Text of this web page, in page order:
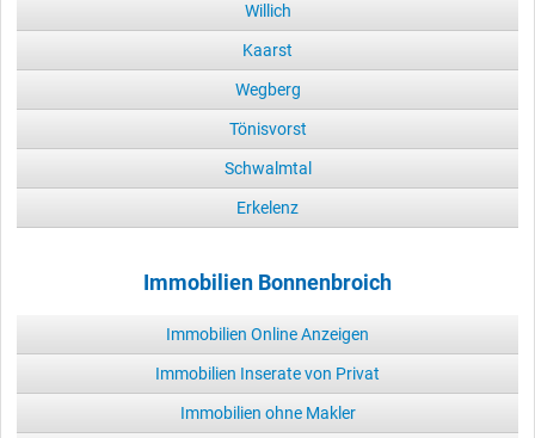
Willich
Kaarst
Wegberg
Tönisvorst
Schwalmtal
Erkelenz
Immobilien Bonnenbroich
Immobilien Online Anzeigen
Immobilien Inserate von Privat
Immobilien ohne Makler